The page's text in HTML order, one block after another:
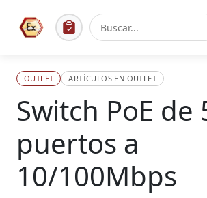
OUTLET ARTÍCULOS EN OUTLET
Switch PoE de
puertos a
10/100Mbps